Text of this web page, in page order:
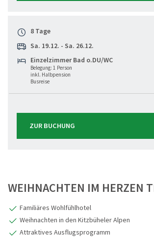
8 Tage
Sa. 19.12. - Sa. 26.12.
Einzelzimmer Bad o.DU/WC
Belegung: 1 Person
inkl. Halbpension
Busreise
ZUR BUCHUNG
WEIHNACHTEN IM HERZEN
Familiäres Wohlfühlhotel
Weihnachten in den Kitzbüheler Alpen
Attraktives Ausflugsprogramm